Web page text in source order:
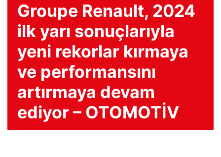
Groupe Renault, 2024
ilk yarı sonuçlarıyla
yeni rekorlar kırmaya
ve performansını
artırmaya devam
ediyor – OTOMOTİV